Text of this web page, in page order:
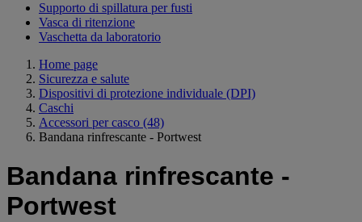
Supporto di spillatura per fusti
Vasca di ritenzione
Vaschetta da laboratorio
Home page
Sicurezza e salute
Dispositivi di protezione individuale (DPI)
Caschi
Accessori per casco (48)
Bandana rinfrescante - Portwest
Bandana rinfrescante -
Portwest